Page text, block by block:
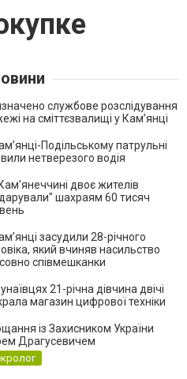
службове розслідування
на сміттєзвалищі у Кам’янці
Подільському патрульні
нетверезого водія
двоє жителів
шахраям 60 тисяч
засудили 28-річного
який вчиняв насильство
співмешканки
21-річна дівчина двічі
магазин цифрової техніки
із Захисником України
Драгусевичем